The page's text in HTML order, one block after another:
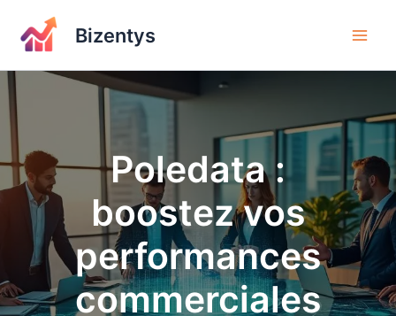
contenu
Bizentys
Poledata :
boostez vos
performances
commerciales